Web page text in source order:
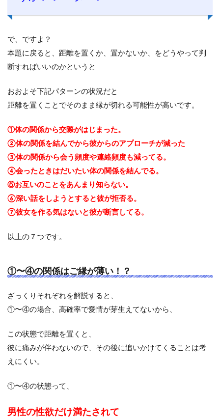
で、ですよ？
本題に戻ると、距離を置くか、置かないか、をどうやって判
断すればいいのかというと
おおよそ下記パターンの状況だと
距離を置くことでそのまま縁が切れる可能性が高いです。
①体の関係から交際がはじまった。
②体の関係を結んでから彼からのアプローチが減った
③体の関係から会う頻度や連絡頻度も減ってる。
④会ったときはだいたい体の関係を結んでる。
⑤お互いのことをあんまり知らない。
⑥深い話をしようとすると彼が拒否る。
⑦彼女を作る気はないと彼が断言してる。
以上の７つです。
①〜④の関係はご縁が薄い！？
ざっくりそれぞれを解説すると、
①〜④の場合、高確率で愛情が芽生えてないから、
この状態で距離を置くと、
彼に痛みが伴わないので、その後に追いかけてくることは考
えにくい。
①〜④の状態って、
男性の性欲だけ満たされて